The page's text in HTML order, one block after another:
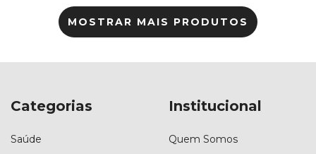
MOSTRAR MAIS PRODUTOS
Categorias
Saúde
Institucional
Quem Somos